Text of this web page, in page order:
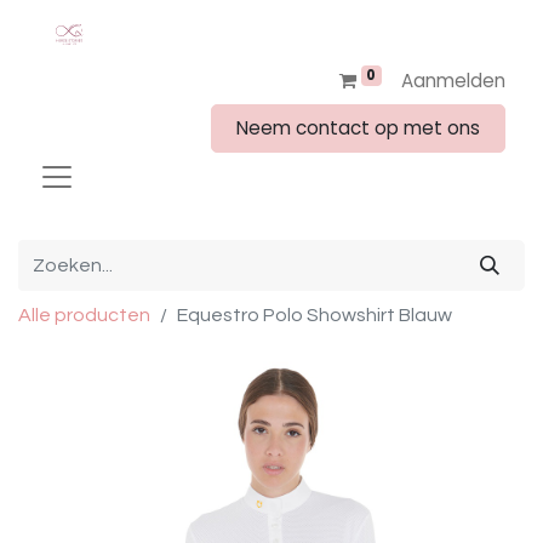
0
Aanmelden
Neem contact op met ons
Alle producten Equestro Polo Showshirt Blauw